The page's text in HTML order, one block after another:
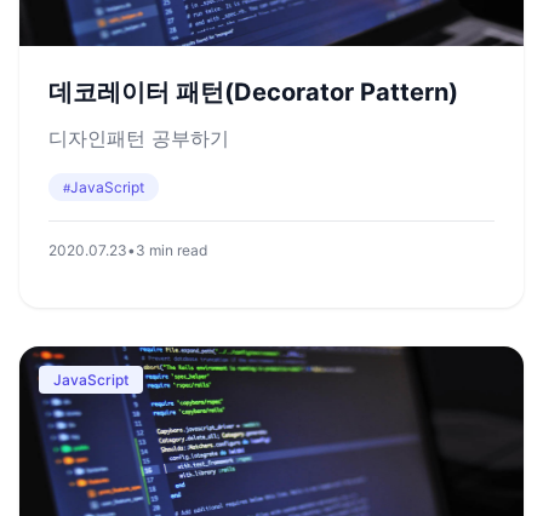
데코레이터 패턴(Decorator Pattern)
디자인패턴 공부하기
#JavaScript
2020.07.23•3 min read
JavaScript